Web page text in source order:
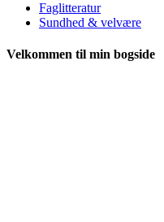
Faglitteratur
Sundhed & velvære
Velkommen til min bogside